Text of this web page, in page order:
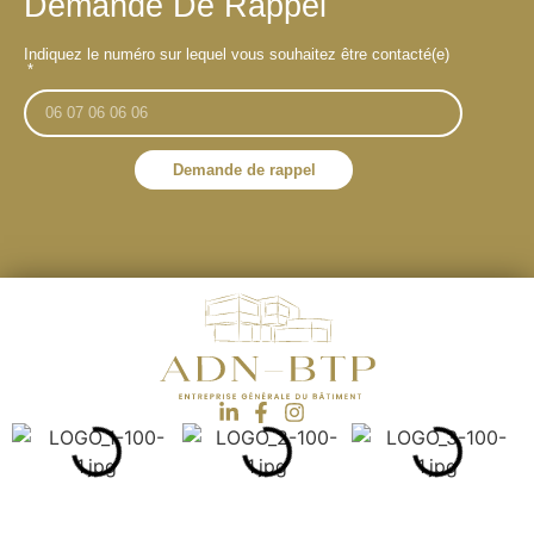
Indiquez le numéro sur lequel vous souhaitez être contacté(e)
Demande de rappel